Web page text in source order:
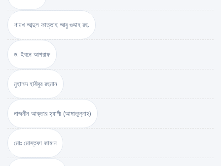
শায়খ আব্দুল ফাত্তাহ আবু গুদ্দাহ রহ.
ড. ইবনে আশরাফ
মুহাম্মদ হাবীবুর রহমান
নাজনীন আক্তার হ্যাপী (আমাতুল্লাহ)
মোঃ মোস্তফা জামান